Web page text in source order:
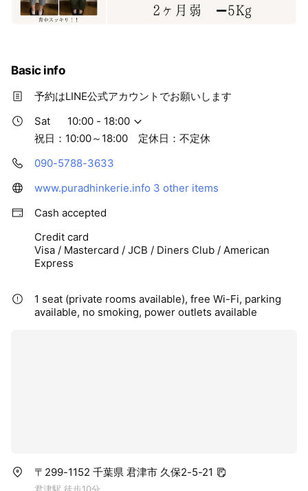
Basic info
予約はLINE公式アカウントでお願いします
Sat
10:00 - 18:00
祝日：10:00～18:00 定休日：不定休
090-5788-3633
www.puradhinkerie.info 3 other items
Cash accepted
Credit card
Visa / Mastercard / JCB / Diners Club / American
Express
1 seat (private rooms available), free Wi-Fi, parking
available, no smoking, power outlets available
〒299-1152 千葉県 君津市 久保2-5-21
君津駅 徒歩10分